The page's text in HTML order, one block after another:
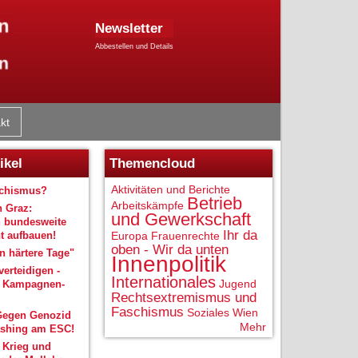
Newsletter
Abbestellen und Details
Graz:
bundesweite
aufbauen!
härtere Tage"
-
Genozid
am ESC!
Krieg und
Themencloud
Aktivitäten und Berichte
Arbeitskämpfe Betrieb
und Gewerkschaft
Europa Frauenrechte Ihr da
oben - Wir da unten
Innenpolitik
Internationales Jugend
Rechtsextremismus und
Faschismus Soziales Wien
Mehr